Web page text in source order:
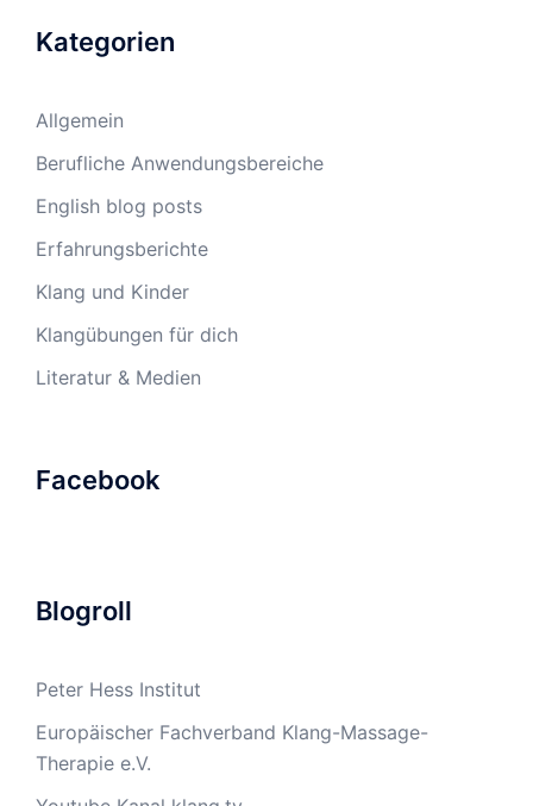
Kategorien
Allgemein
Berufliche Anwendungsbereiche
English blog posts
Erfahrungsberichte
Klang und Kinder
Klangübungen für dich
Literatur & Medien
Facebook
Blogroll
Peter Hess Institut
Europäischer Fachverband Klang-Massage-
Therapie e.V.